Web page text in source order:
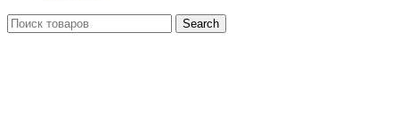
Search